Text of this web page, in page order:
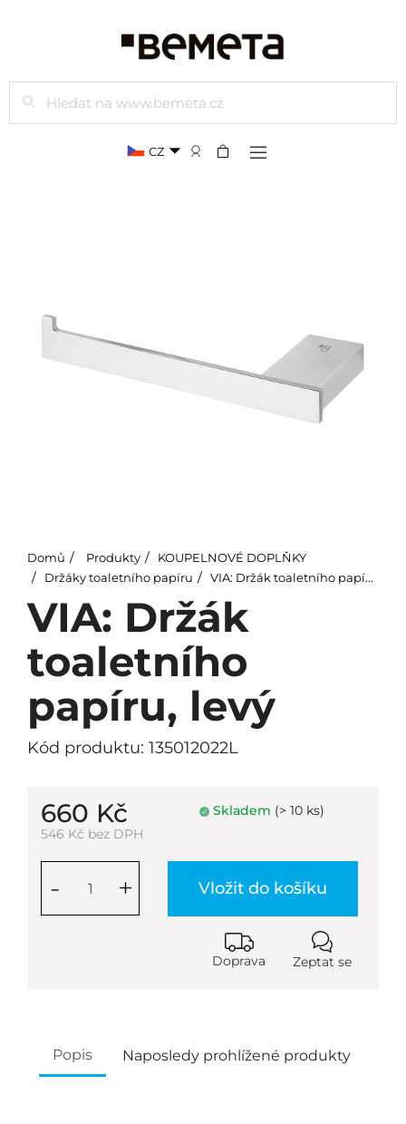
Hledat
CZ
Domů Produkty
KOUPELNOVÉ DOPLŇKY
Držáky toaletního papíru
VIA: Držák toaletního papíru, levý
VIA: Držák
toaletního
papíru, levý
Kód produktu: 135012022L
660 Kč
546 Kč bez DPH
Skladem (> 10 ks)
+
- Vložit do košíku
Doprava Zeptat se
Popis Naposledy prohlížené produkty